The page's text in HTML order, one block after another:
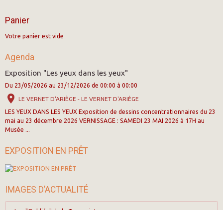
Panier
Votre panier est vide
Agenda
Exposition "Les yeux dans les yeux"
Du 23/05/2026 au 23/12/2026 de 00:00 à 00:00
LE VERNET D'ARIÈGE - LE VERNET D'ARIÈGE
LES YEUX DANS LES YEUX Exposition de dessins concentrationnaires du 23
mai au 23 décembre 2026 VERNISSAGE : SAMEDI 23 MAI 2026 à 17H au
Musée ...
EXPOSITION EN PRÊT
IMAGES D’ACTUALITÉ